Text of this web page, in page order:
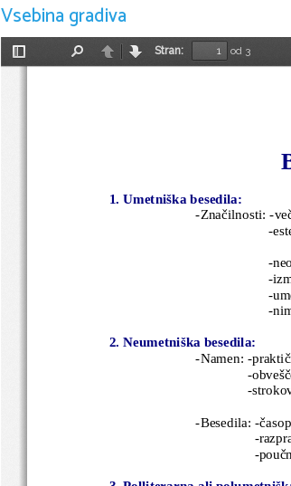
Vsebina gradiva
Preklopi
NazajNaprej
Stran:
od 3
1. Umetniška besedila:
-Značilnosti:
2. Neumetniška besedila:
-Namen: -
-
-
-Besedila: -
-